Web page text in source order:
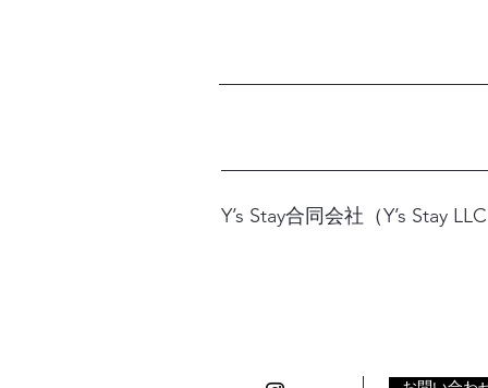
Y’s Stay合同会社（Y’s Stay LLC